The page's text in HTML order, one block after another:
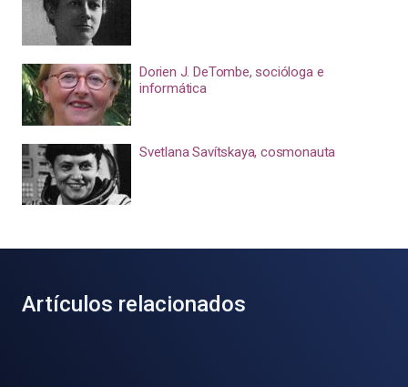
Dorien J. DeTombe, socióloga e
informática
Svetlana Savítskaya, cosmonauta
Artículos relacionados